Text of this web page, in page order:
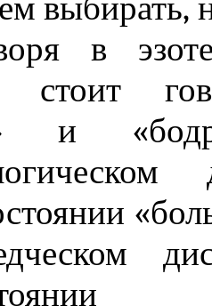
выбирать,
в
стоит
и